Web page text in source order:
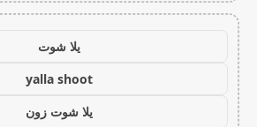
يلا شوت
yalla shoot
يلا شوت زون